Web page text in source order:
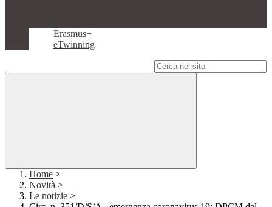
Erasmus+
eTwinning
Home >
Novità >
Le notizie >